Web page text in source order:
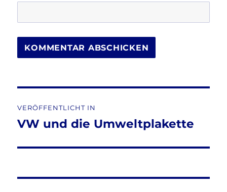
VERÖFFENTLICHT IN
VW und die Umweltplakette